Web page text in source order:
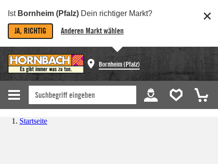
Ist Bornheim (Pfalz) Dein richtiger Markt?
JA, RICHTIG Anderen Markt wählen
Bornheim (Pfalz)
Startseite